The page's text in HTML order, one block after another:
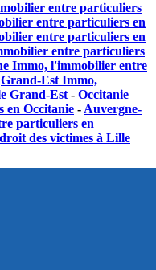
entre particuliers
entre particuliers en
entre particuliers en
entre particuliers
Immo, l'immobilier entre
Grand-Est Immo,
Grand-Est - Occitanie
en Occitanie - Auvergne-
particuliers en
des victimes à Lille